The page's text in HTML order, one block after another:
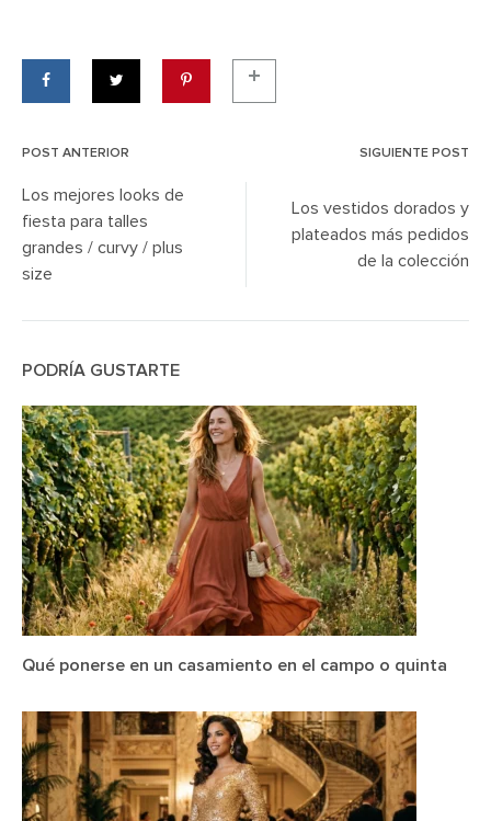
navigation
POST ANTERIOR SIGUIENTE POST
Los mejores looks de
fiesta para talles
grandes / curvy / plus
size
Los vestidos dorados y
plateados más pedidos
de la colección
PODRÍA GUSTARTE
Qué ponerse en un casamiento en el campo o quinta